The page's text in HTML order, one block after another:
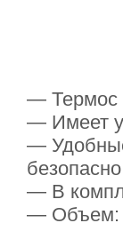
— Термос
— Имеет
—
— В
—